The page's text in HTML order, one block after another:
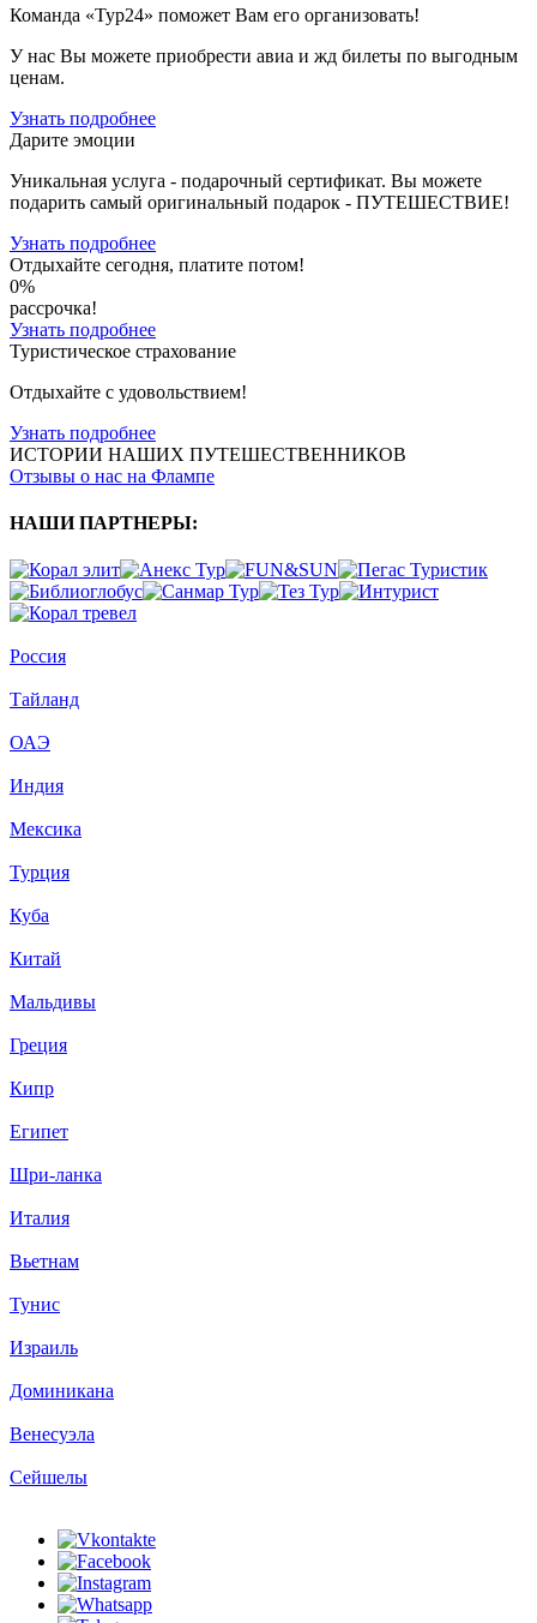
Команда «Тур24» поможет Вам его организовать!
У нас Вы можете приобрести авиа и жд билеты по выгодным
ценам.
Узнать подробнее
Дарите эмоции
Уникальная услуга - подарочный сертификат. Вы можете
подарить cамый оригинальный подарок - ПУТЕШЕСТВИЕ!
Узнать подробнее
Отдыхайте сегодня, платите потом!
0%
рассрочка!
Узнать подробнее
Туристическое страхование
Отдыхайте с удовольствием!
Узнать подробнее
ИСТОРИИ НАШИХ ПУТЕШЕСТВЕННИКОВ
Отзывы о нас на Флампе
НАШИ ПАРТНЕРЫ:
Россия
Тайланд
ОАЭ
Индия
Мексика
Турция
Куба
Китай
Мальдивы
Греция
Кипр
Египет
Шри-ланка
Италия
Вьетнам
Тунис
Израиль
Доминикана
Венесуэла
Сейшелы